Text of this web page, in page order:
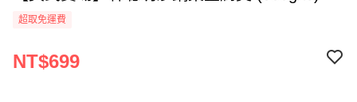
超取免運費
NT$699